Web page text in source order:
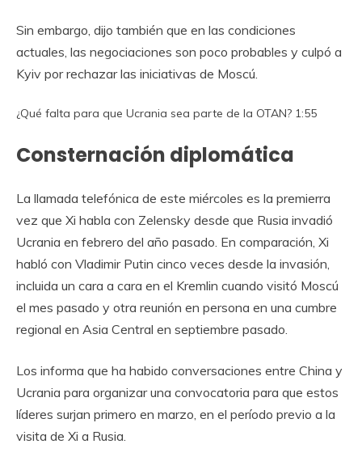
Sin embargo, dijo también que en las condiciones
actuales, las negociaciones son poco probables y culpó a
Kyiv por rechazar las iniciativas de Moscú.
¿Qué falta para que Ucrania sea parte de la OTAN? 1:55
Consternación diplomática
La llamada telefónica de este miércoles es la premierra
vez que Xi habla con Zelensky desde que Rusia invadió
Ucrania en febrero del año pasado. En comparación, Xi
habló con Vladimir Putin cinco veces desde la invasión,
incluida un cara a cara en el Kremlin cuando visitó Moscú
el mes pasado y otra reunión en persona en una cumbre
regional en Asia Central en septiembre pasado.
Los informa que ha habido conversaciones entre China y
Ucrania para organizar una convocatoria para que estos
líderes surjan primero en marzo, en el período previo a la
visita de Xi a Rusia.